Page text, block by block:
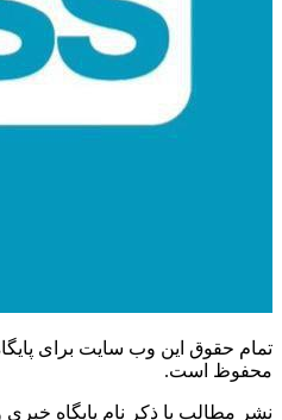
تمام حقوق این وب سایت برای
محفوظ است.
نشر مطالب با ذکر نام پایگاه